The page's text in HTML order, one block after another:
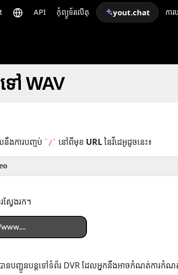
API កុំព្យូទ័រលើតុ yout.chat កា
ទៅ WAV
ងការបញ្ចប់ `/` នៅពីមុខ URLនៃវីដេអូដូចនេះ៖
វែងរក។
វបានបញ្ជូនបន្តទៅទំព័រ DVR ដែលអ្នកនឹងអាចកំណត់ការ